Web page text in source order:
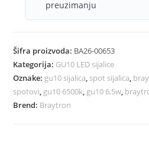
preuzimanju
Šifra proizvoda: BA26-00653
Kategorija: GU10 LED sijalice
Oznake: gu10 sijalica spot sijalica
spotovi gu10 6500k gu10 6,5w
Brend: Braytron